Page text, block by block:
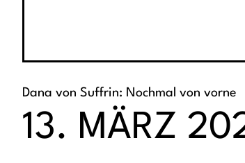
Dana von Suffrin: Nochmal von vorne
13. MÄRZ